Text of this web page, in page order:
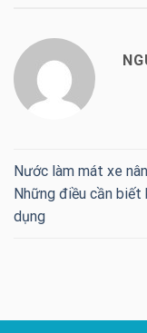
Nước làm mát xe
Những điều cần biết
dụng